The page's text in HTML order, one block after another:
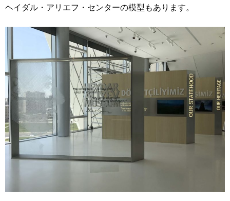
ヘイダル・アリエフ・センターの模型もあります。